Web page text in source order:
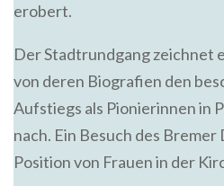
erobert.
Der Stadtrundgang zeichnet
von deren Biografien den
Aufstiegs als Pionierinnen in
nach. Ein Besuch des Bremer
Position von Frauen in der